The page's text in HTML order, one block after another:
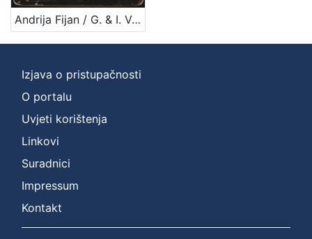
1
Mjesto
izdanja
Zagreb
Nakladnička
Andrija Fijan / G. & I. Varga
Izjava o pristupačnosti
O portalu
Uvjeti korištenja
Linkovi
Suradnici
Impressum
Kontakt